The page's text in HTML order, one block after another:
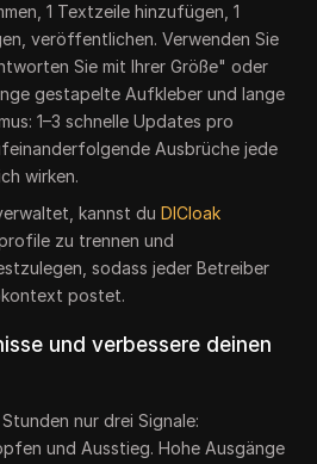
1 Textzeile hinzufügen, 1
veröffentlichen. Verwenden Sie
Sie mit Ihrer Größe" oder
gestapelte Aufkleber und lange
1–3 schnelle Updates pro
Ausbrüche jede
wirken.
kannst duDICloak
zu trennen und
sodass jeder Betreiber
postet.
und verbessere deinen
nur drei Signale:
und Ausstieg. Hohe Ausgänge